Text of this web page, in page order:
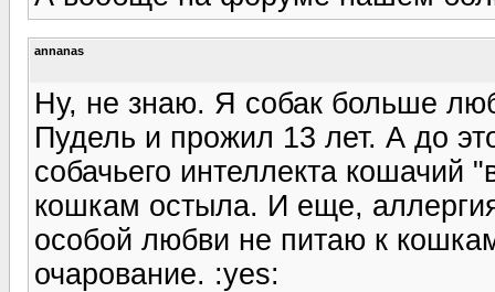
annanas
Ну, не знаю. Я собак больше
Пудель и прожил 13 лет. А до
собачьего интеллекта кошачий
кошкам остыла. И еще,
особой любви не питаю к
очарование. :yes: